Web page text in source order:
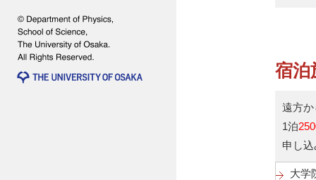
宿泊
遠方
1泊
申し
大学